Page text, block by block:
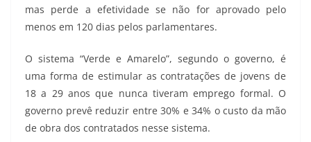
mas perde a efetividade se não for aprovado pelo
menos em 120 dias pelos parlamentares.
O sistema “Verde e Amarelo”, segundo o governo, é
uma forma de estimular as contratações de jovens de
18 a 29 anos que nunca tiveram emprego formal. O
governo prevê reduzir entre 30% e 34% o custo da mão
de obra dos contratados nesse sistema.